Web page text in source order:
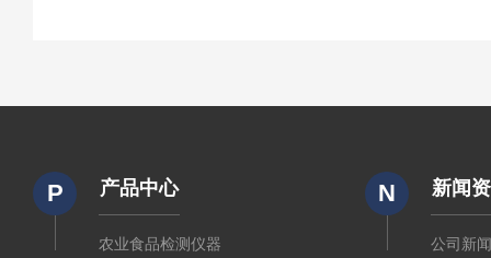
P 产品中心
农业食品检测仪器
N 新闻
公司新